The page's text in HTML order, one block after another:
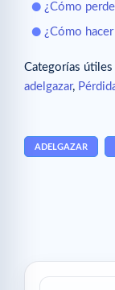
¿Cómo
¿Cómo
Categorías útiles
adelgazar,
ADELGAZAR